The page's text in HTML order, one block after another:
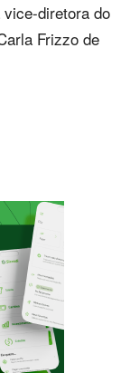
diretora do
Frizzo de